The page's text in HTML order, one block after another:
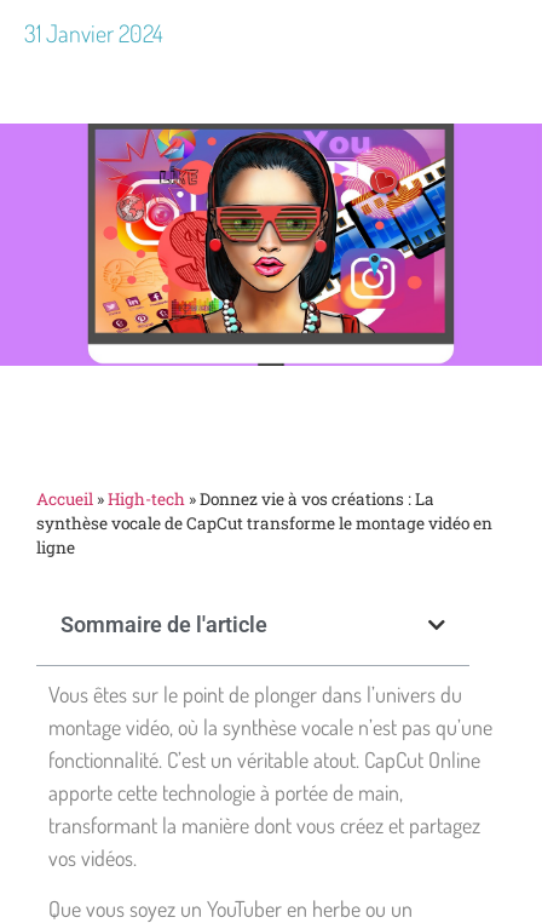
31 Janvier 2024
Accueil »High-tech »Donnez vie à vos créations : La
synthèse vocale de CapCut transforme le montage vidéo en
ligne
Sommaire de l'article
Vous êtes sur le point de plonger dans l’univers du
montage vidéo, où la synthèse vocale n’est pas qu’une
fonctionnalité. C’est un véritable atout. CapCut Online
apporte cette technologie à portée de main,
transformant la manière dont vous créez et partagez
vos vidéos.
Que vous soyez un YouTuber en herbe ou un